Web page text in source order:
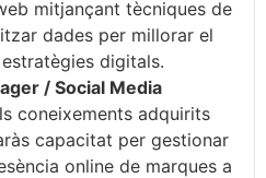
mitjançant tècniques de
dades per millorar el
digitals.
/ Social Media
coneixements adquirits
capacitat per gestionar
online de marques a